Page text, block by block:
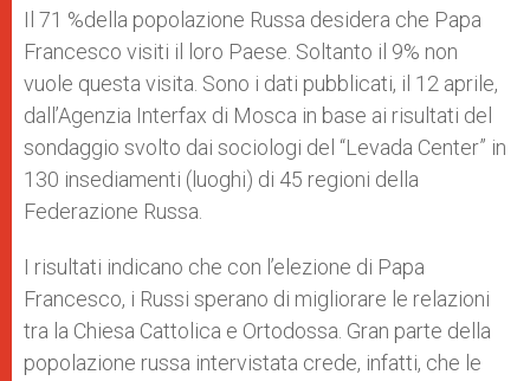
p
p
g
e
r
o
k
r
Il 71 %della popolazione Russa desidera che Papa
Francesco visiti il loro Paese. Soltanto il 9% non
vuole questa visita. Sono i dati pubblicati, il 12 aprile,
dall’Agenzia Interfax di Mosca in base ai risultati del
sondaggio svolto dai sociologi del “Levada Center” in
130 insediamenti (luoghi) di 45 regioni della
Federazione Russa.
I risultati indicano che con l’elezione di Papa
Francesco, i Russi sperano di migliorare le relazioni
tra la Chiesa Cattolica e Ortodossa. Gran parte della
popolazione russa intervistata crede, infatti, che le